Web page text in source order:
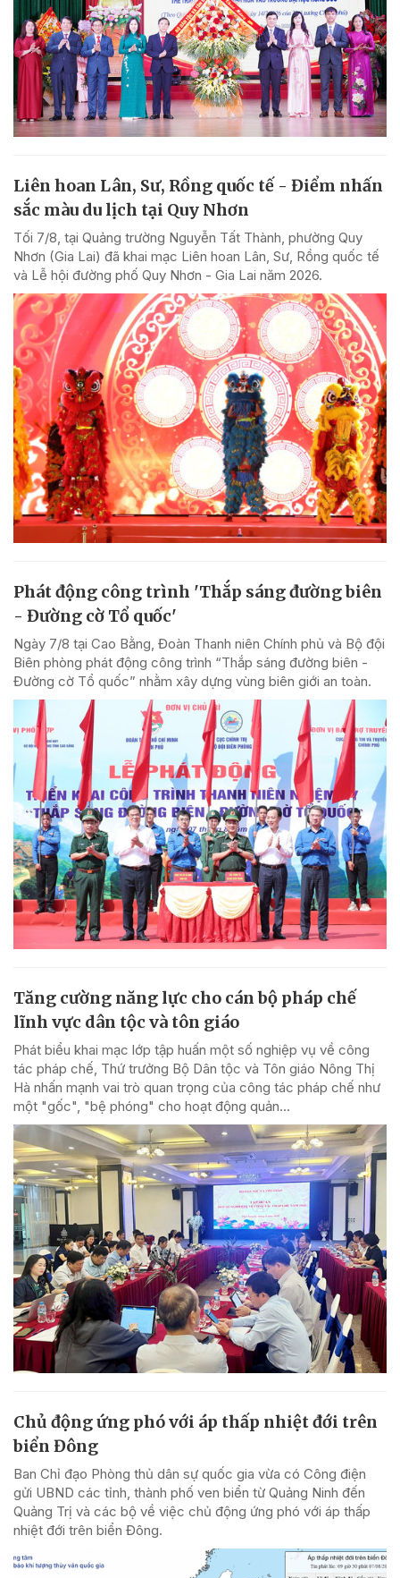
Liên hoan Lân, Sư, Rồng quốc tế - Điểm nhấn
sắc màu du lịch tại Quy Nhơn
Tối 7/8, tại Quảng trường Nguyễn Tất Thành, phường Quy
Nhơn (Gia Lai) đã khai mạc Liên hoan Lân, Sư, Rồng quốc tế
và Lễ hội đường phố Quy Nhơn - Gia Lai năm 2026.
Phát động công trình 'Thắp sáng đường biên
- Đường cờ Tổ quốc'
Ngày 7/8 tại Cao Bằng, Đoàn Thanh niên Chính phủ và Bộ đội
Biên phòng phát động công trình “Thắp sáng đường biên -
Đường cờ Tổ quốc” nhằm xây dựng vùng biên giới an toàn.
Tăng cường năng lực cho cán bộ pháp chế
lĩnh vực dân tộc và tôn giáo
Phát biểu khai mạc lớp tập huấn một số nghiệp vụ về công
tác pháp chế, Thứ trưởng Bộ Dân tộc và Tôn giáo Nông Thị
Hà nhấn mạnh vai trò quan trọng của công tác pháp chế như
một "gốc", "bệ phóng" cho hoạt động quản...
Chủ động ứng phó với áp thấp nhiệt đới trên
biển Đông
Ban Chỉ đạo Phòng thủ dân sự quốc gia vừa có Công điện
gửi UBND các tỉnh, thành phố ven biển từ Quảng Ninh đến
Quảng Trị và các bộ về việc chủ động ứng phó với áp thấp
nhiệt đới trên biển Đông.